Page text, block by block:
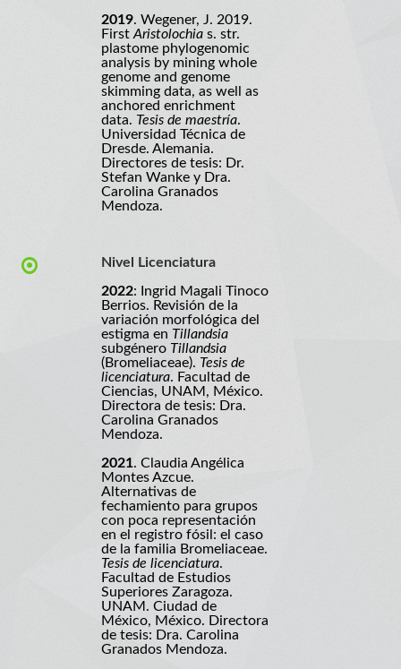
2019. Wegener, J. 2019.
First Aristolochia s. str.
plastome phylogenomic
analysis by mining whole
genome and genome
skimming data, as well as
anchored enrichment
data. Tesis de maestría.
Universidad Técnica de
Dresde. Alemania.
Directores de tesis: Dr.
Stefan Wanke y Dra.
Carolina Granados
Mendoza.
Nivel Licenciatura
2022: Ingrid Magali Tinoco
Berrios. Revisión de la
variación morfológica del
estigma en Tillandsia
subgénero Tillandsia
(Bromeliaceae). Tesis de
licenciatura. Facultad de
Ciencias, UNAM, México.
Directora de tesis: Dra.
Carolina Granados
Mendoza.
2021. Claudia Angélica
Montes Azcue.
Alternativas de
fechamiento para grupos
con poca representación
en el registro fósil: el caso
de la familia Bromeliaceae.
Tesis de licenciatura.
Facultad de Estudios
Superiores Zaragoza.
UNAM. Ciudad de
México, México. Directora
de tesis: Dra. Carolina
Granados Mendoza.